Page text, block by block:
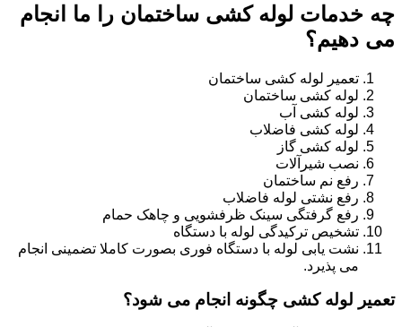
چه خدمات لوله کشی ساختمان را ما انجام
می دهیم؟
تعمیر لوله کشی ساختمان
لوله کشی ساختمان
لوله کشی آب
لوله کشی فاضلاب
لوله کشی گاز
نصب شیرآلات
رفع نم ساختمان
رفع نشتی لوله فاضلاب
رفع گرفتگی سینک ظرفشویی و چاهک حمام
تشخیص ترکیدگی لوله با دستگاه
نشت یابی لوله با دستگاه فوری بصورت کاملا تضمینی انجام
می پذیرد.
تعمیر لوله کشی چگونه انجام می شود؟